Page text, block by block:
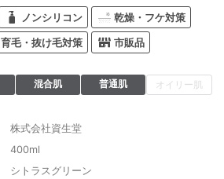
ノンシリコン 乾燥・フケ対策
育毛・抜け毛対策 市販品
混合肌 普通肌 オイリー肌
株式会社資生堂
400ml
シトラスグリーン